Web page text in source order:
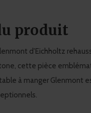
produit
d'Eichholtz
cette pièce
à manger Glenmont